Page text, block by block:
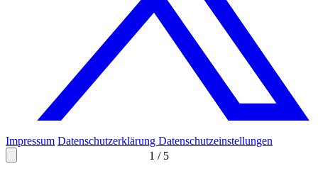
1 / 5
Impressum Datenschutzerklärung Datenschutzeinstellungen